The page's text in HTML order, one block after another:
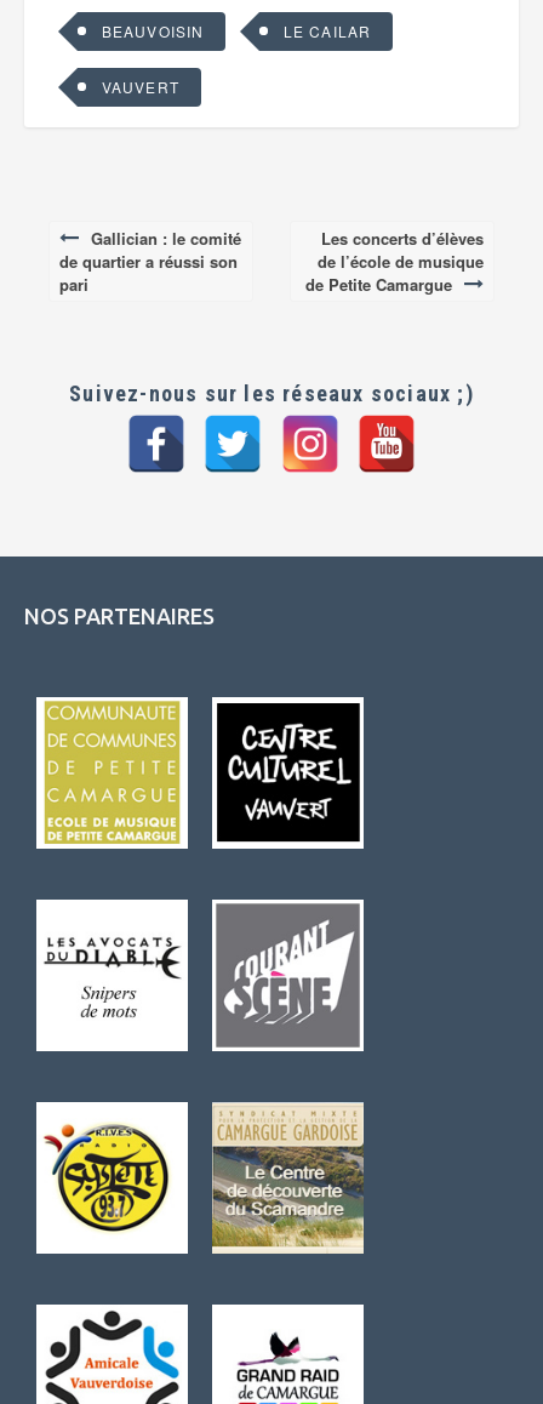
BEAUVOISIN LE CAILAR
VAUVERT
Post
navigation
Gallician : le comité
de quartier a réussi son
pari
Les concerts d’élèves
de l’école de musique
de Petite Camargue
Suivez-nous sur les réseaux sociaux ;)
NOS PARTENAIRES